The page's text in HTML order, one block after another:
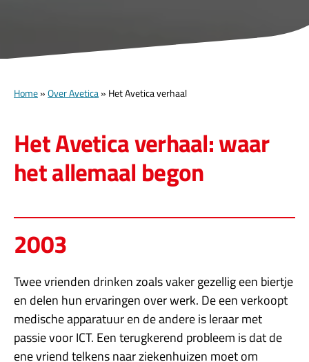
Home»Over Avetica» Het Avetica verhaal
Het Avetica verhaal: waar
het allemaal begon
2003
Twee vrienden drinken zoals vaker gezellig een biertje
en delen hun ervaringen over werk. De een verkoopt
medische apparatuur en de andere is leraar met
passie voor ICT. Een terugkerend probleem is dat de
ene vriend telkens naar ziekenhuizen moet om